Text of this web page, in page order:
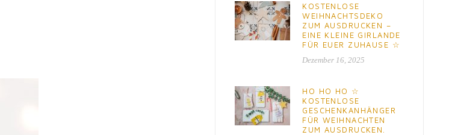
KOSTENLOSE
WEIHNACHTSDEKO
ZUM AUSDRUCKEN –
EINE KLEINE GIRLANDE
FÜR EUER ZUHAUSE ☆
Dezember 16, 2025
HO HO HO ☆
KOSTENLOSE
GESCHENKANHÄNGER
FÜR WEIHNACHTEN
ZUM AUSDRUCKEN.